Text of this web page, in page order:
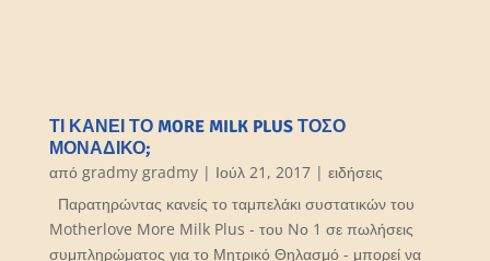
ΤΙ ΚΆΝΕΙ ΤΟ MORE MILK PLUS ΤΌΣΟ
ΜΟΝΑΔΙΚΌ;
από gradmy gradmy| Ιούλ 21, 2017| ειδήσεις
Παρατηρώντας κανείς το ταμπελάκι συστατικών του
Motherlove More Milk Plus - του Nο 1 σε πωλήσεις
συμπληρώματος για το Μητρικό Θηλασμό - μπορεί να